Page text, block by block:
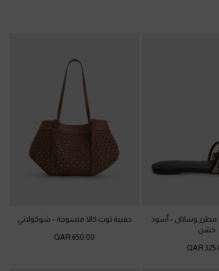
وساتان - أسود
خشن
325.00
حقيبة توت كالا منسوجة - شوكولاتي
650.00 QAR